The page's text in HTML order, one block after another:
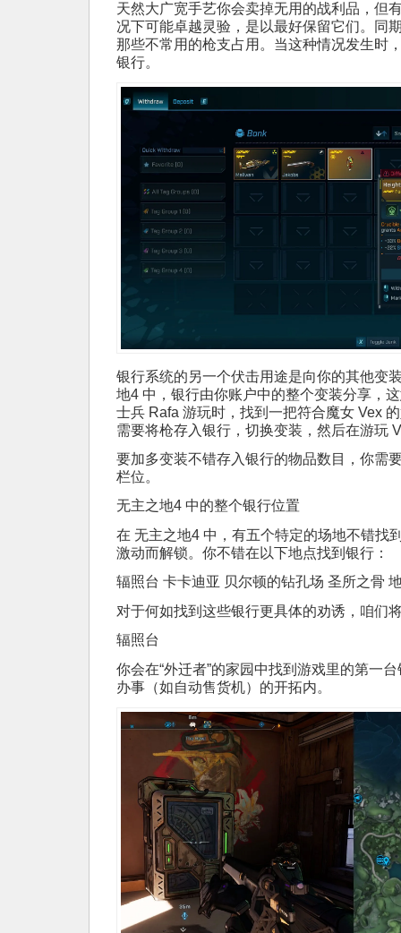
天然大广宽手艺你会卖掉无用的战利品，但
况下可能卓越灵验，是以最好保留它们。同
那些不常用的枪支占用。当这种情况发生时
银行。
银行系统的另一个伏击用途是向你的其他变
地4 中，银行由你账户中的整个变装分享，
士兵 Rafa 游玩时，找到一把符合魔女 Vex
需要将枪存入银行，切换变装，然后在游玩
要加多变装不错存入银行的物品数目，你需
栏位。
无主之地4 中的整个银行位置
在 无主之地4 中，有五个特定的场地不错找
激动而解锁。你不错在以下地点找到银行：
辐照台 卡卡迪亚 贝尔顿的钻孔场 圣所之骨
对于何如找到这些银行更具体的劝诱，咱们
辐照台
你会在“外迁者”的家园中找到游戏里的第一
办事（如自动售货机）的开拓内。